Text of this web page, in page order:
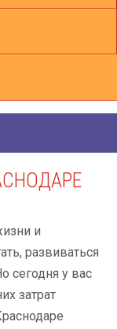
и
развиваться
сегодня у вас
затрат